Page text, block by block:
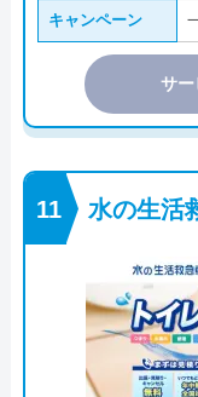
キャンペーン
サー
水の生活